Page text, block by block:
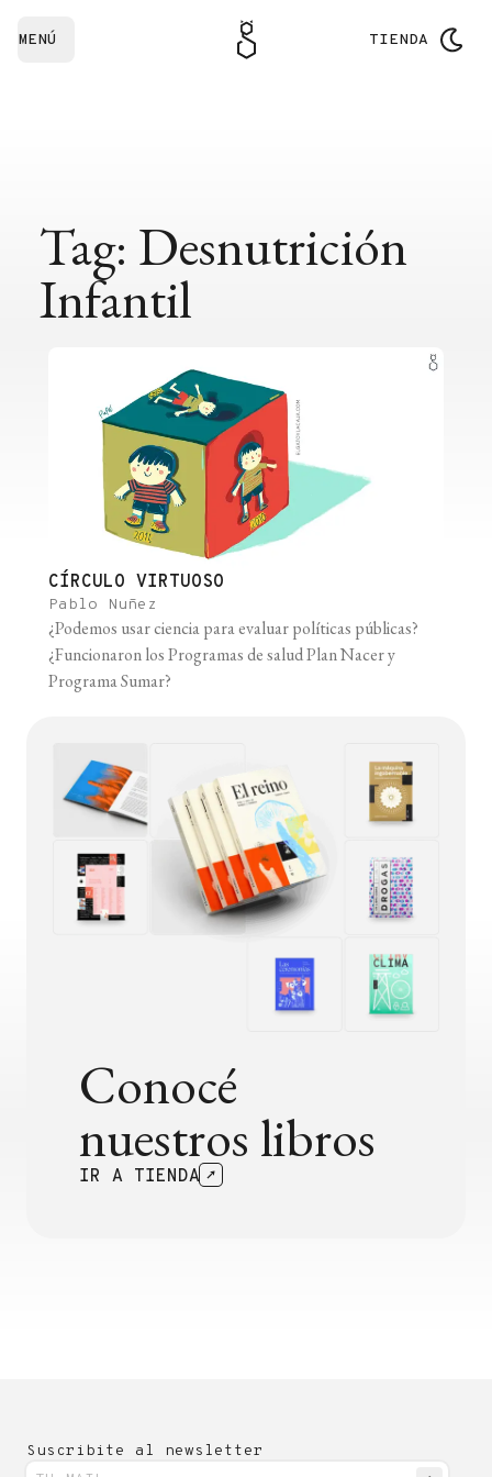
MENÚ TIENDA
Tag: Desnutrición
Infantil
CÍRCULO VIRTUOSO
Pablo Nuñez
¿Podemos usar ciencia para evaluar políticas públicas?
¿Funcionaron los Programas de salud Plan Nacer y
Programa Sumar?
Conocé
nuestros libros
IR A TIENDA
Suscribite al newsletter